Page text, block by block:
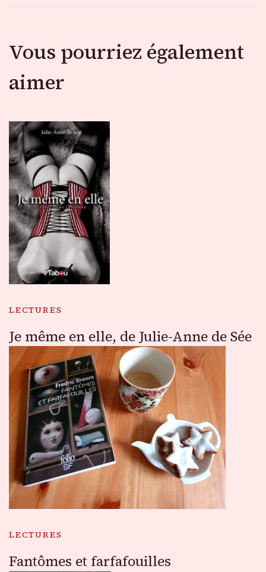
Vous pourriez également
aimer
LECTURES
Je même en elle, de Julie-Anne de Sée
LECTURES
Fantômes et farfafouilles